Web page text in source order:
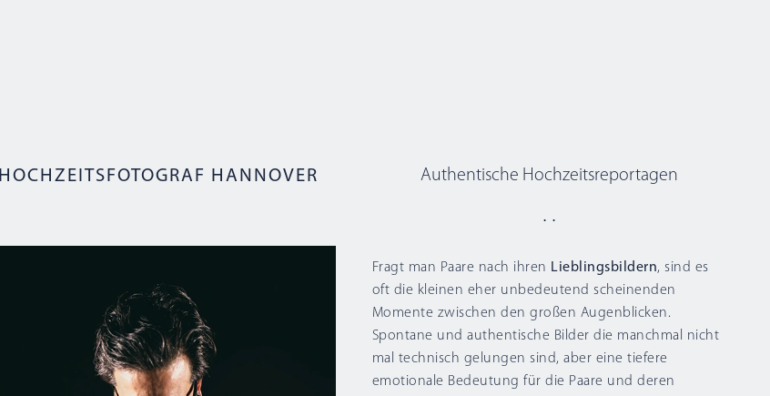
HOCH­ZEITS­FOTO­GRAF HANNOVER Authentische Hochzeitsreportagen
⋅ ⋅
Fragt man Paare nach ihren Lieblingsbildern, sind es
oft die kleinen eher unbedeutend scheinenden
Momente zwischen den großen Augenblicken.
Spontane und authentische Bilder die manchmal nicht
mal technisch gelungen sind, aber eine tiefere
emotionale Bedeutung für die Paare und deren